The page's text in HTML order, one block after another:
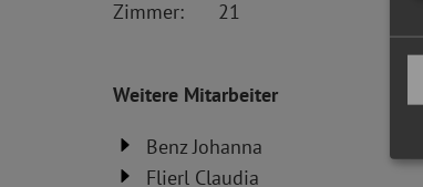
Zimmer:
21
Weitere Mitarbeiter
Benz Johanna
Flierl Claudia